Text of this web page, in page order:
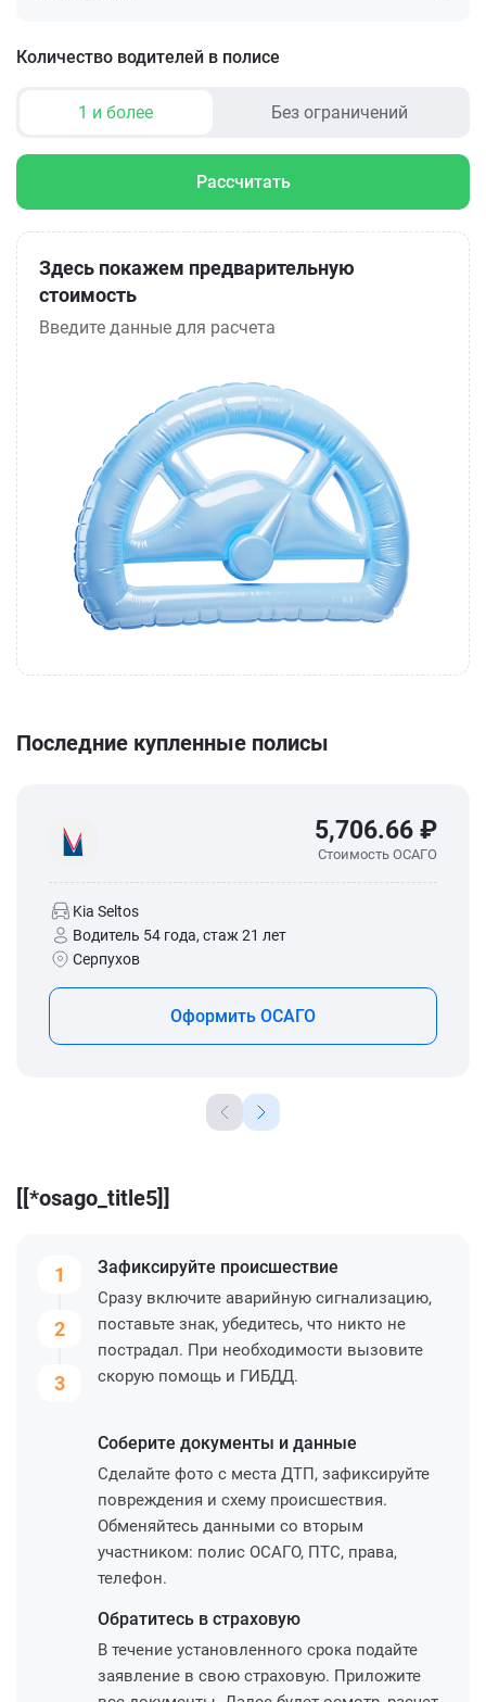
Количество водителей в полисе
1 и более Без ограничений
Рассчитать
Здесь покажем предварительную
стоимость
Введите данные для расчета
Последние купленные полисы
5,706.66 ₽
Стоимость ОСАГО
Kia Seltos
Водитель 54 года, стаж 21 лет
Серпухов
Оформить ОСАГО
[[*osago_title5]]
1
2
3
Зафиксируйте происшествие
Сразу включите аварийную сигнализацию,
поставьте знак, убедитесь, что никто не
пострадал. При необходимости вызовите
скорую помощь и ГИБДД.
Соберите документы и данные
Сделайте фото с места ДТП, зафиксируйте
повреждения и схему происшествия.
Обменяйтесь данными со вторым
участником: полис ОСАГО, ПТС, права,
телефон.
Обратитесь в страховую
В течение установленного срока подайте
заявление в свою страховую. Приложите